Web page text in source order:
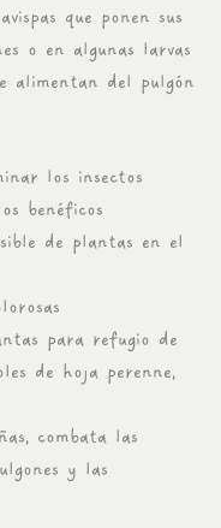
que ponen sus
o en algunas larvas
alimentan del pulgón
los insectos
benéficos
de plantas en el
para refugio de
de hoja perenne,
combata las
y las